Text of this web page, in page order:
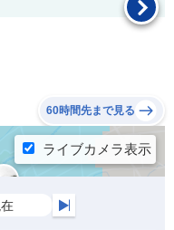
60時間先まで見る